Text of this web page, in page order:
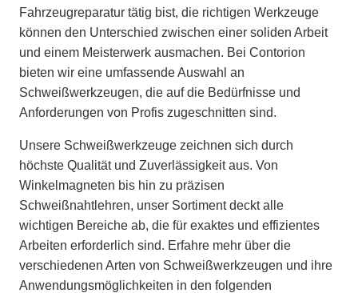
Fahrzeugreparatur tätig bist, die richtigen Werkzeuge
können den Unterschied zwischen einer soliden Arbeit
und einem Meisterwerk ausmachen. Bei Contorion
bieten wir eine umfassende Auswahl an
Schweißwerkzeugen, die auf die Bedürfnisse und
Anforderungen von Profis zugeschnitten sind.
Unsere Schweißwerkzeuge zeichnen sich durch
höchste Qualität und Zuverlässigkeit aus. Von
Winkelmagneten bis hin zu präzisen
Schweißnahtlehren, unser Sortiment deckt alle
wichtigen Bereiche ab, die für exaktes und effizientes
Arbeiten erforderlich sind. Erfahre mehr über die
verschiedenen Arten von Schweißwerkzeugen und ihre
Anwendungsmöglichkeiten in den folgenden